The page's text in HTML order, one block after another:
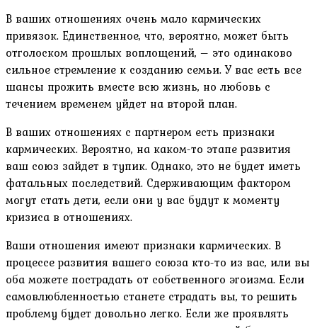
В ваших отношениях очень мало кармических
привязок. Единственное, что, вероятно, может быть
отголоском прошлых воплощений, – это одинаково
сильное стремление к созданию семьи. У вас есть все
шансы прожить вместе всю жизнь, но любовь с
течением временем уйдет на второй план.
В ваших отношениях с партнером есть признаки
кармических. Вероятно, на каком-то этапе развития
ваш союз зайдет в тупик. Однако, это не будет иметь
фатальных последствий. Сдерживающим фактором
могут стать дети, если они у вас будут к моменту
кризиса в отношениях.
Ваши отношения имеют признаки кармических. В
процессе развития вашего союза кто-то из вас, или вы
оба можете пострадать от собственного эгоизма. Если
самовлюбленностью станете страдать вы, то решить
проблему будет довольно легко. Если же проявлять